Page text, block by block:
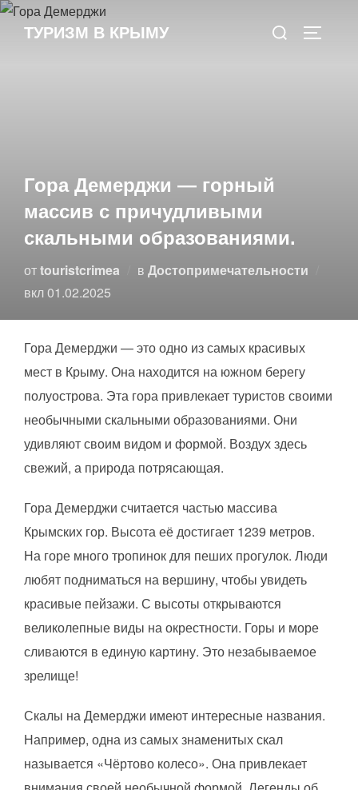
Перейти
ТУРИЗМ В КРЫМУ
Поиск
Гора Демерджи — горный
массив с причудливыми
скальными образованиями.
отtouristcrimea в Достопримечательности
вкл Опубликовано
01.02.2025
Гора Демерджи — это одно из самых красивых
мест в Крыму. Она находится на южном берегу
полуострова. Эта гора привлекает туристов своими
необычными скальными образованиями. Они
удивляют своим видом и формой. Воздух здесь
свежий, а природа потрясающая.
Гора Демерджи считается частью массива
Крымских гор. Высота её достигает 1239 метров.
На горе много тропинок для пеших прогулок. Люди
любят подниматься на вершину, чтобы увидеть
красивые пейзажи. С высоты открываются
великолепные виды на окрестности. Горы и море
сливаются в единую картину. Это незабываемое
зрелище!
Скалы на Демерджи имеют интересные названия.
Например, одна из самых знаменитых скал
называется «Чёртово колесо». Она привлекает